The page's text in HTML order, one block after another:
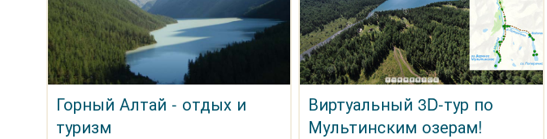
Горный Алтай - отдых и
туризм
Виртуальный 3D-тур по
Мультинским озерам!